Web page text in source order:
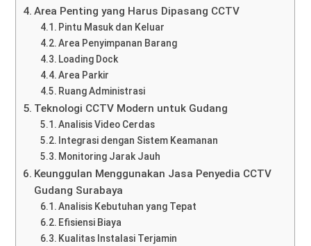
Area Penting yang Harus Dipasang CCTV
Pintu Masuk dan Keluar
Area Penyimpanan Barang
Loading Dock
Area Parkir
Ruang Administrasi
Teknologi CCTV Modern untuk Gudang
Analisis Video Cerdas
Integrasi dengan Sistem Keamanan
Monitoring Jarak Jauh
Keunggulan Menggunakan Jasa Penyedia CCTV
Gudang Surabaya
Analisis Kebutuhan yang Tepat
Efisiensi Biaya
Kualitas Instalasi Terjamin